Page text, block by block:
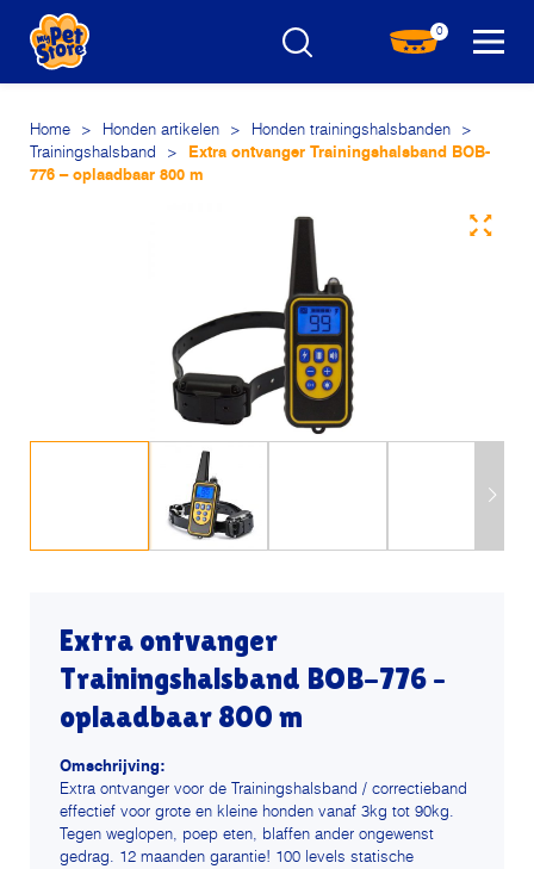
0
Home > Honden artikelen > Honden trainingshalsbanden
>
Trainingshalsband
>
Extra ontvanger Trainingshalsband BOB-
776 – oplaadbaar 800 m
Extra ontvanger
Trainingshalsband BOB-776 –
oplaadbaar 800 m
Omschrijving:
Extra ontvanger voor de Trainingshalsband / correctieband
effectief voor grote en kleine honden vanaf 3kg tot 90kg.
Tegen weglopen, poep eten, blaffen ander ongewenst
gedrag. 12 maanden garantie! 100 levels statische